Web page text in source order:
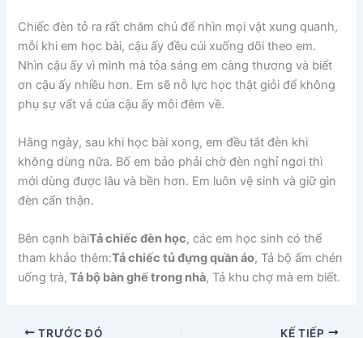
Chiếc đèn tỏ ra rất chăm chú để nhìn mọi vật xung quanh,
mỗi khi em học bài, cậu ấy đều cúi xuống dõi theo em.
Nhìn cậu ấy vì mình mà tỏa sáng em càng thương và biết
ơn cậu ấy nhiều hơn. Em sẽ nỗ lực học thật giỏi để không
phụ sự vất vả của cậu ấy mỗi đêm về.
Hằng ngày, sau khi học bài xong, em đều tắt đèn khi
không dùng nữa. Bố em bảo phải chờ đèn nghỉ ngơi thì
mới dùng được lâu và bền hơn. Em luôn vệ sinh và giữ gìn
đèn cẩn thận.
Bên cạnh bàiTả chiếc đèn học, các em học sinh có thể
tham khảo thêm:Tả chiếc tủ đựng quần áo, Tả bộ ấm chén
uống trà, Tả bộ bàn ghế trong nhà, Tả khu chợ mà em biết.
TRƯỚC ĐÓ KẾ TIẾP